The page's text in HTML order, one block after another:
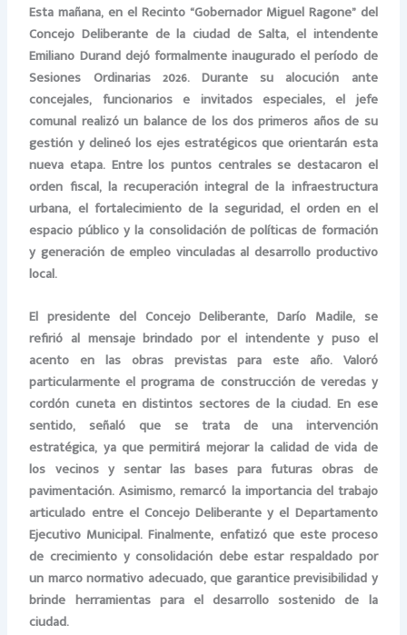
Esta mañana, en el Recinto “Gobernador Miguel Ragone” del
Concejo Deliberante de la ciudad de Salta, el intendente
Emiliano Durand dejó formalmente inaugurado el período de
Sesiones Ordinarias 2026. Durante su alocución ante
concejales, funcionarios e invitados especiales, el jefe
comunal realizó un balance de los dos primeros años de su
gestión y delineó los ejes estratégicos que orientarán esta
nueva etapa. Entre los puntos centrales se destacaron el
orden fiscal, la recuperación integral de la infraestructura
urbana, el fortalecimiento de la seguridad, el orden en el
espacio público y la consolidación de políticas de formación
y generación de empleo vinculadas al desarrollo productivo
local.
El presidente del Concejo Deliberante, Darío Madile, se
refirió al mensaje brindado por el intendente y puso el
acento en las obras previstas para este año. Valoró
particularmente el programa de construcción de veredas y
cordón cuneta en distintos sectores de la ciudad. En ese
sentido, señaló que se trata de una intervención
estratégica, ya que permitirá mejorar la calidad de vida de
los vecinos y sentar las bases para futuras obras de
pavimentación. Asimismo, remarcó la importancia del trabajo
articulado entre el Concejo Deliberante y el Departamento
Ejecutivo Municipal. Finalmente, enfatizó que este proceso
de crecimiento y consolidación debe estar respaldado por
un marco normativo adecuado, que garantice previsibilidad y
brinde herramientas para el desarrollo sostenido de la
ciudad.